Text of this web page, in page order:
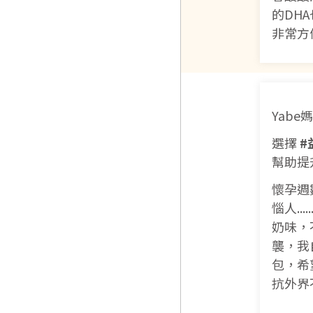
的
非常
Yabe
選擇#
幫助
懷孕
惱人
奶味
襲，
包，
抗外